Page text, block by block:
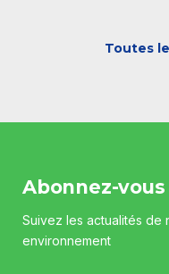
Toutes
Abonnez-
Suivez les actualités de
environnement